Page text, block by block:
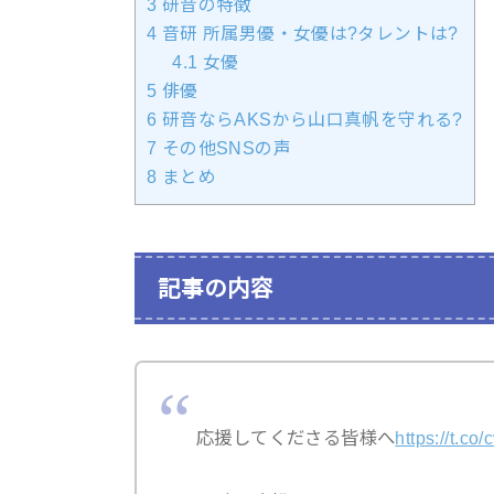
3 研音の特徴
4 音研 所属男優・女優は?タレントは?
4.1 女優
5 俳優
6 研音ならAKSから山口真帆を守れる?
7 その他SNSの声
8 まとめ
記事の内容
応援してくださる皆様へhttps://t.co/